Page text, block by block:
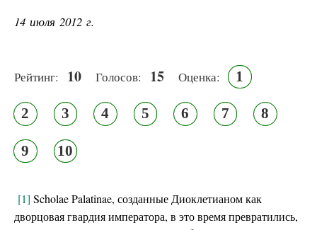
14 июля 2012 г.
Рейтинг: 10 Голосов: 15 Оценка: 1
2 3 4 5 6 7 8
9 10
[1] Scholae Palatinae, созданные Диоклетианом как
дворцовая гвардия императора, в это время превратились,